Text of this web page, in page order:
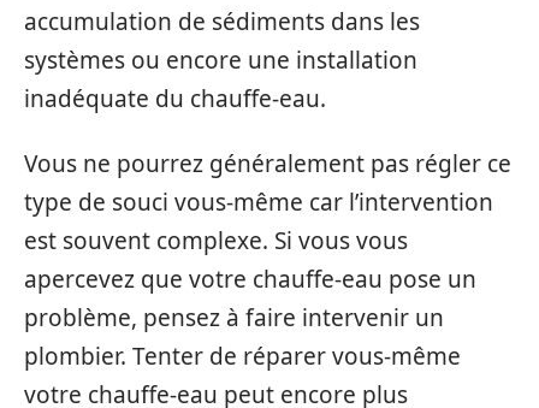
accumulation de sédiments dans les
systèmes ou encore une installation
inadéquate du chauffe-eau.
Vous ne pourrez généralement pas régler ce
type de souci vous-même car l’intervention
est souvent complexe. Si vous vous
apercevez que votre chauffe-eau pose un
problème, pensez à faire intervenir un
plombier. Tenter de réparer vous-même
votre chauffe-eau peut encore plus